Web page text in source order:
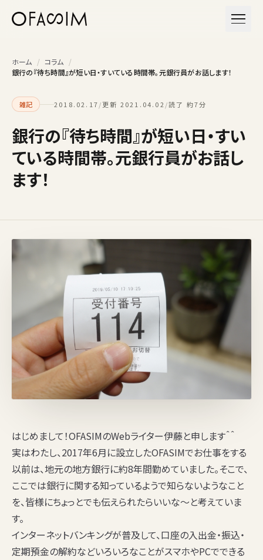
メニ
ホーム / コラム /
銀行の『待ち時間』が短い日・すいている時間帯。元銀行員がお話します！
雑記 2018.02.17/更新 2021.04.02 /読了 約7分
銀行の『待ち時間』が短い日・すい
ている時間帯。元銀行員がお話し
ます！
はじめまして！OFASIMのWebライター伊藤と申します＾＾
実はわたし、2017年6月に設立したOFASIMでお仕事をする
以前は、地元の地方銀行に約8年間勤めていました。そこで、
ここでは銀行に関する知っているようで知らないようなこと
を、皆様にちょっとでも伝えられたらいいな～と考えていま
す。
インターネットバンキングが普及して、口座の入出金・振込・
定期預金の解約などいろいろなことがスマホやPCでできる